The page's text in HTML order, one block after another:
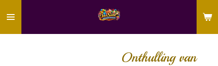
direct
Onthulling van